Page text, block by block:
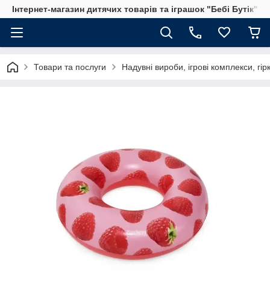
Інтернет-магазин дитячих товарів та іграшок "Бебі Бутік"
Товари та послуги Надувні вироби, ігрові комплекси,